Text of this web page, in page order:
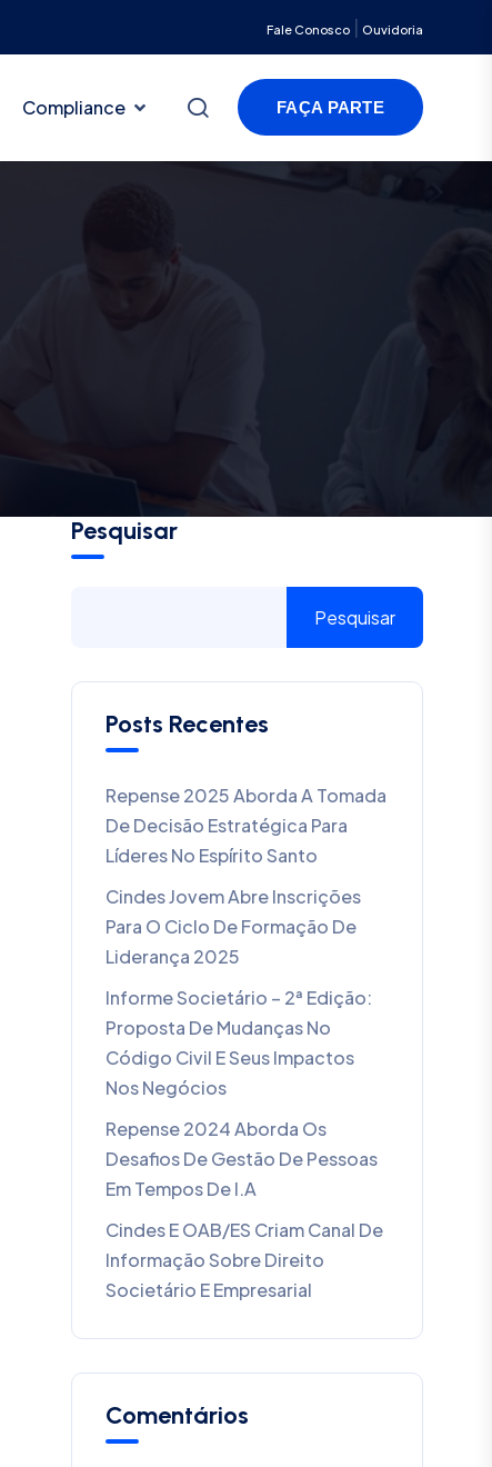
Fale Conosco| Ouvidoria
Compliance FAÇA PARTE
Pesquisar
Pesquisar
Posts Recentes
Repense 2025 Aborda A Tomada
De Decisão Estratégica Para
Líderes No Espírito Santo
Cindes Jovem Abre Inscrições
Para O Ciclo De Formação De
Liderança 2025
Informe Societário – 2ª Edição:
Proposta De Mudanças No
Código Civil E Seus Impactos
Nos Negócios
Repense 2024 Aborda Os
Desafios De Gestão De Pessoas
Em Tempos De I.A
Cindes E OAB/ES Criam Canal De
Informação Sobre Direito
Societário E Empresarial
Comentários